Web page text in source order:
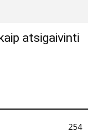
atsigaivinti
254